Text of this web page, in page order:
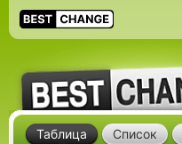
Таблица Список